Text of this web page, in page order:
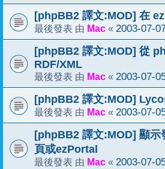
[phpBB2 譯文:MOD] 在
最後發表 由 Mac « 2003-07-
[phpBB2 譯文:MOD] 從
RDF/XML
最後發表 由 Mac « 2003-07-
[phpBB2 譯文:MOD]
最後發表 由 Mac « 2003-07-
[phpBB2 譯文:MOD] 顯示
頁或ezPortal
最後發表 由 Mac « 2003-07-